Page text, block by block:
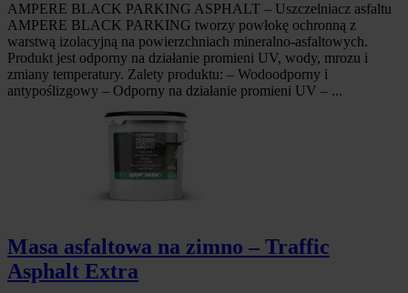
AMPERE BLACK PARKING ASPHALT – Uszczelniacz asfaltu
AMPERE BLACK PARKING tworzy powłokę ochronną z
warstwą izolacyjną na powierzchniach mineralno-asfaltowych.
Produkt jest odporny na działanie promieni UV, wody, mrozu i
zmiany temperatury. Zalety produktu: – Wodoodporny i
antypoślizgowy – Odporny na działanie promieni UV – ...
Masa asfaltowa na zimno – Traffic
Asphalt Extra